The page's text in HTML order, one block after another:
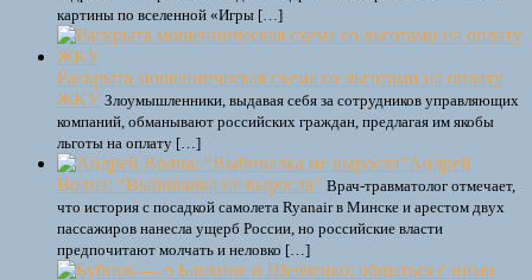
картины по вселенной «Игры […]
Раскрыта мошенническая схема со льготами на оплату
ЖКУ Злоумышленники, выдавая себя за сотрудников управляющих
компаний, обманывают российских граждан, предлагая им якобы
льготы на оплату […]
Андрей
Волна: “Выбивалка не выросла” Врач-травматолог отмечает,
что история с посадкой самолета Ryanair в Минске и арестом двух
пассажиров нанесла ущерб России, но российские власти
предпочитают молчать и неловко […]